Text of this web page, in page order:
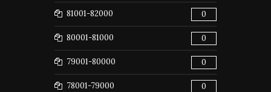
81001-82000 0
80001-81000 0
79001-80000 0
78001-79000 0